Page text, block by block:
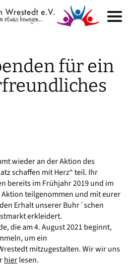
für ein
wieder an der Aktion des
schaffen mit Herz“ teil. Ihr
bereits im Frühjahr 2019 und im
Aktion teilgenommen und mit eurer
Erhalt unserer Buhr´schen
erkleidert.
die am 4. August 2021 beginnt,
um ein
mitzugestalten. Wir wir uns
hierlesen.